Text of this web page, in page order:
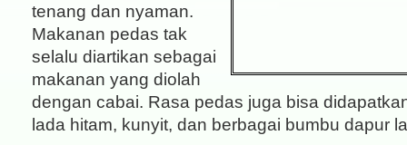
tenang dan nyaman.
Makanan pedas tak
selalu diartikan sebagai
makanan yang diolah
dengan cabai. Rasa pedas juga bisa
lada hitam, kunyit, dan berbagai bumbu dapur